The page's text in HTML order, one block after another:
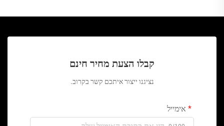
קבלו הצעת מחיר חינם
נציגנו ייצור איתכם קשר בקרוב.
אימייל